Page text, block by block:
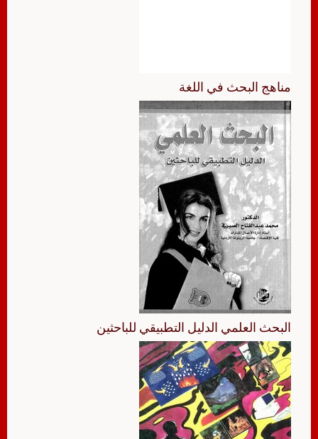
مناهج البحث في اللغة
البحث العلمي الدليل التطبيقي للباحثين